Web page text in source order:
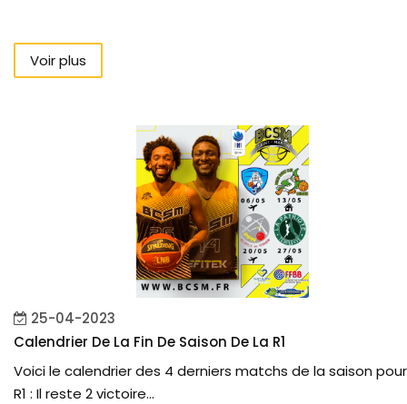
Voir plus
25-04-2023
Calendrier De La Fin De Saison De La R1
Voici le calendrier des 4 derniers matchs de la saison
R1 : Il reste 2 victoire...